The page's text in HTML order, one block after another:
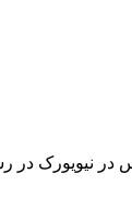
موسیقی مانس